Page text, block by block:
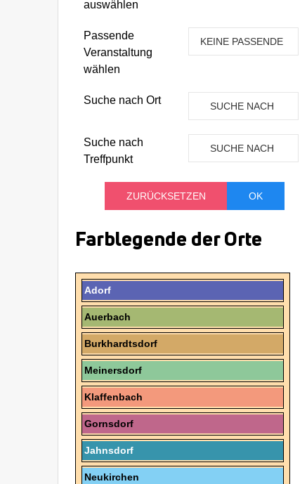
auswählen
Passende
Veranstaltung
wählen
KEINE PASSENDE
Suche nach Ort SUCHE NACH
ORT
Suche nach
Treffpunkt
SUCHE NACH
Farblegende der Orte
Adorf
Auerbach
Burkhardtsdorf
Meinersdorf
Klaffenbach
Gornsdorf
Jahnsdorf
Neukirchen